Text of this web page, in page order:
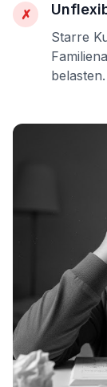
✗
Starre
belasten.